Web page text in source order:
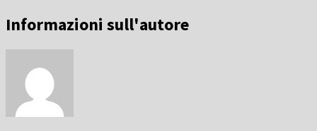
Informazioni sull'autore